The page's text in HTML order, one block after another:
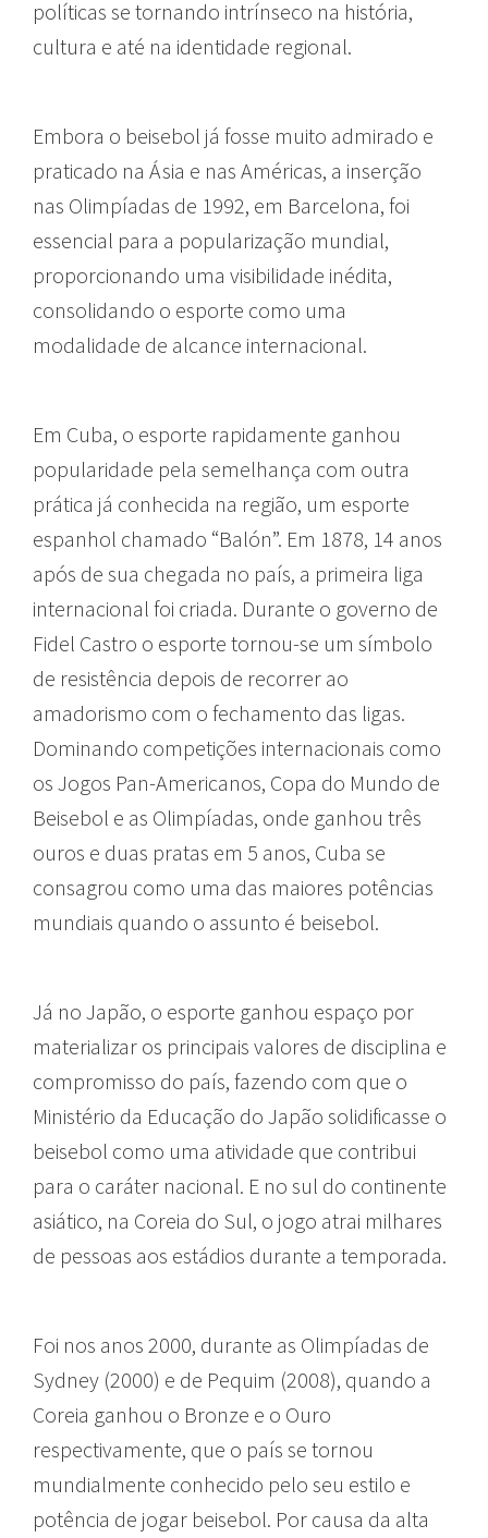
políticas se tornando intrínseco na história,
cultura e até na identidade regional.
Embora o beisebol já fosse muito admirado e
praticado na Ásia e nas Américas, a inserção
nas Olimpíadas de 1992, em Barcelona, foi
essencial para a popularização mundial,
proporcionando uma visibilidade inédita,
consolidando o esporte como uma
modalidade de alcance internacional.
Em Cuba, o esporte rapidamente ganhou
popularidade pela semelhança com outra
prática já conhecida na região, um esporte
espanhol chamado “Balón”. Em 1878, 14 anos
após de sua chegada no país, a primeira liga
internacional foi criada. Durante o governo de
Fidel Castro o esporte tornou-se um símbolo
de resistência depois de recorrer ao
amadorismo com o fechamento das ligas.
Dominando competições internacionais como
os Jogos Pan-Americanos, Copa do Mundo de
Beisebol e as Olimpíadas, onde ganhou três
ouros e duas pratas em 5 anos, Cuba se
consagrou como uma das maiores potências
mundiais quando o assunto é beisebol.
Já no Japão, o esporte ganhou espaço por
materializar os principais valores de disciplina e
compromisso do país, fazendo com que o
Ministério da Educação do Japão solidificasse o
beisebol como uma atividade que contribui
para o caráter nacional. E no sul do continente
asiático, na Coreia do Sul, o jogo atrai milhares
de pessoas aos estádios durante a temporada.
Foi nos anos 2000, durante as Olimpíadas de
Sydney (2000) e de Pequim (2008), quando a
Coreia ganhou o Bronze e o Ouro
respectivamente, que o país se tornou
mundialmente conhecido pelo seu estilo e
potência de jogar beisebol. Por causa da alta